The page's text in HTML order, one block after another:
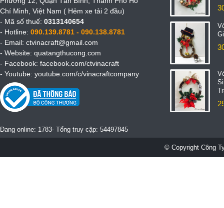
Chí Minh, Việt Nam ( Hẻm xe tải 2 đầu)
- Mã số thuế: 0313140654
- Hotline: 090.139.8781 - 090.138.8781
- Email: ctvinacraft@gmail.com
- Website: quatangthucong.com
- Facebook: facebook.com/ctvinacraft
- Youtube: youtube.com/c/vinacraftcompany
Đang online: 1783- Tổng truy cập: 54497845
© Copyright Công